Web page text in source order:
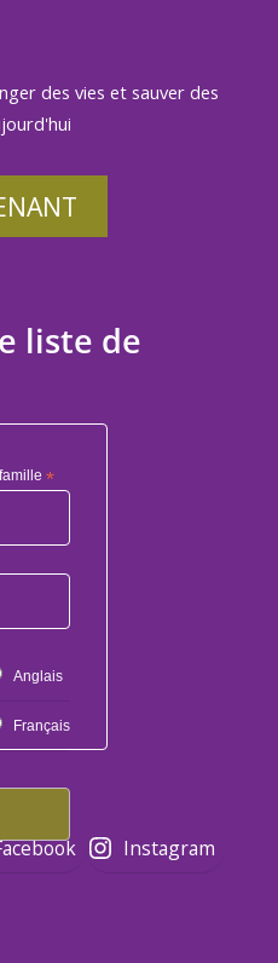
des vies et sauver des
liste de
*
Anglais
Français
Instagram